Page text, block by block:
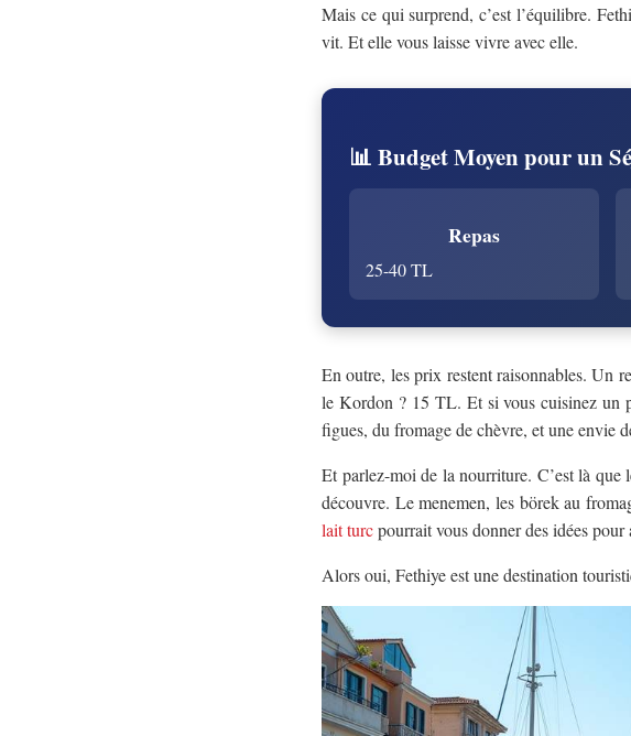
Mais ce qui surprend, c’est l’équilibre.
vit. Et elle vous laisse vivre avec elle.
📊 Budget Moyen pour un
Repas
25-40 TL
En outre, les prix restent raisonnables. Un
le Kordon ? 15 TL. Et si vous cuisinez un
figues, du fromage de chèvre, et une envie
Et parlez-moi de la nourriture. C’est là que
découvre. Le menemen, les börek au
lait turcpourrait vous donner des idées pour
Alors oui, Fethiye est une destination